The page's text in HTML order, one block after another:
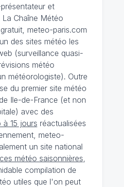
et
Chaîne Météo
meteo-paris.com
des sites météo les
(surveillance quasi-
météo
météorologiste). Outre
du premier site météo
Ile-de-France (et non
avec des
à 15 jours réactualisées
meteo-
un site national
météo saisonnières,
compilation de
utiles que l'on peut